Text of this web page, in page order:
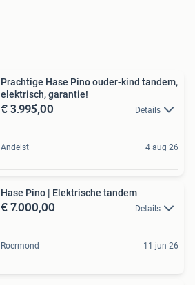
Prachtige Hase Pino ouder-kind tandem,
elektrisch, garantie!
€ 3.995,00 Details
Andelst 4 aug 26
Hase Pino | Elektrische tandem
€ 7.000,00 Details
Roermond 11 jun 26